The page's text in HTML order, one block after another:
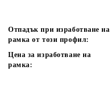
Отпадък при изработване на
рамка от този профил:
Цена за изработване на
рамка: